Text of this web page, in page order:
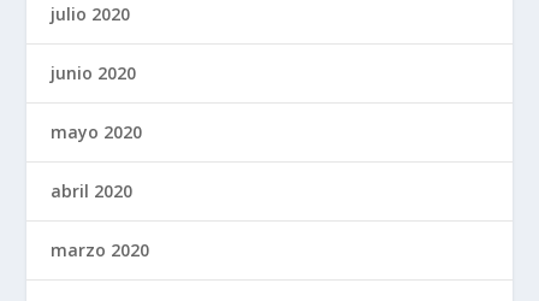
julio 2020
junio 2020
mayo 2020
abril 2020
marzo 2020